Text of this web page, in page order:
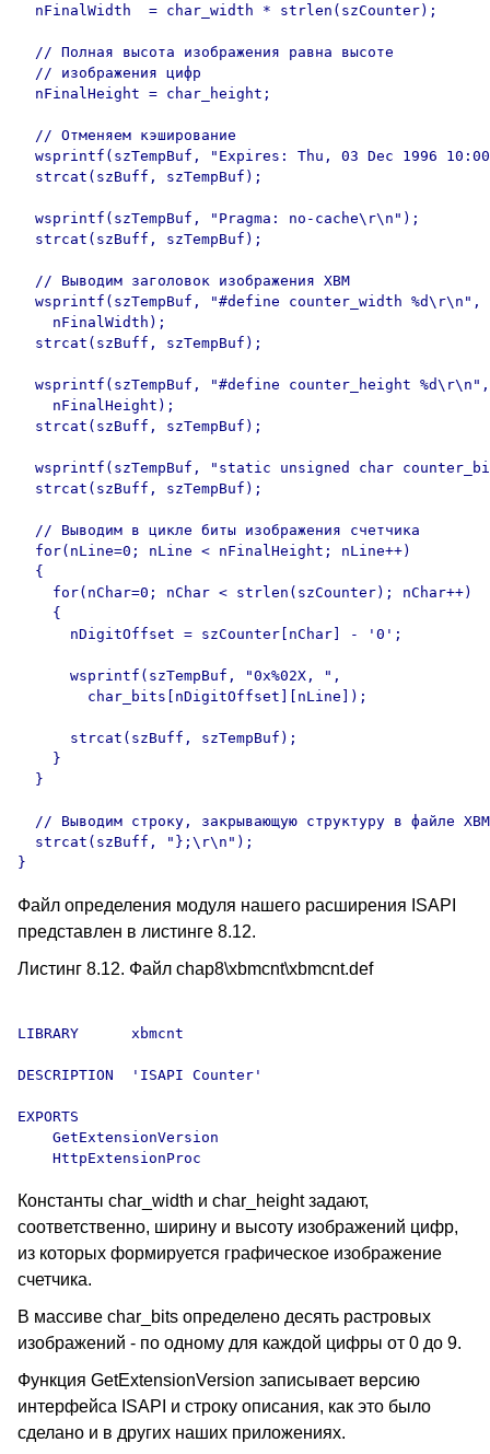
  nFinalWidth  = char_width * strlen(szCounter);
  // Полная высота изображения равна высоте
  // изображения цифр
  nFinalHeight = char_height;
  // Отменяем кэширование
wsprintf(szTempBuf, "Expires: Thu, 03 Dec 1996
  strcat(szBuff, szTempBuf);
  wsprintf(szTempBuf, "Pragma: no-cache\r\n");
  strcat(szBuff, szTempBuf);
  // Выводим заголовок изображения XBM
  wsprintf(szTempBuf, "#define counter_width %d\r\n",
    nFinalWidth);
  strcat(szBuff, szTempBuf);
wsprintf(szTempBuf, "#define counter_height
    nFinalHeight);
  strcat(szBuff, szTempBuf);
wsprintf(szTempBuf, "static unsigned char
  strcat(szBuff, szTempBuf);
  // Выводим в цикле биты изображения счетчика
  for(nLine=0; nLine < nFinalHeight; nLine++)
  {
    for(nChar=0; nChar < strlen(szCounter); nChar++)
    {
      nDigitOffset = szCounter[nChar] - '0';
      wsprintf(szTempBuf, "0x%02X, ",
        char_bits[nDigitOffset][nLine]);
      strcat(szBuff, szTempBuf);
    }
  }
  // Выводим строку, закрывающую структуру в файле XBM
  strcat(szBuff, "};\r\n");
Файл определения модуля нашего расширения ISAPI
представлен в листинге 8.12.
Листинг 8.12. Файл chap8\xbmcnt\xbmcnt.def
LIBRARY	     xbmcnt
DESCRIPTION  'ISAPI Counter'
EXPORTS
    GetExtensionVersion
Константы char_width и char_height задают,
соответственно, ширину и высоту изображений цифр,
из которых формируется графическое изображение
счетчика.
В массиве char_bits определено десять растровых
изображений - по одному для каждой цифры от 0 до 9.
Функция GetExtensionVersion записывает версию
интерфейса ISAPI и строку описания, как это было
сделано и в других наших приложениях.